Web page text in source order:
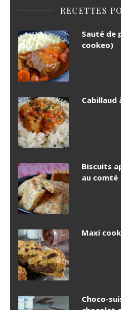
RECETTES
Sauté de
cookeo)
Cabillaud
Biscuits
au comté
Maxi
Choco-